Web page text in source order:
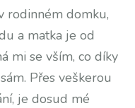
rodinném domku,
a matka je od
mi se vším, co díky
Přes veškerou
je dosud mé